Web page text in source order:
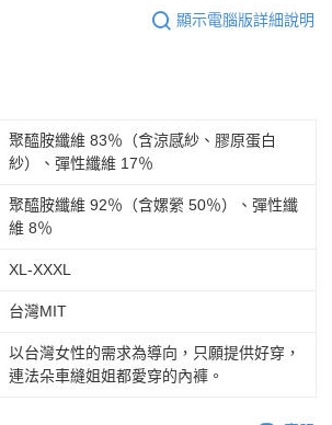
顯示電腦版詳細說明
聚醯胺纖維 83％（含涼感紗、膠原蛋白
紗）、彈性纖維 17％
聚醯胺纖維 92％（含嫘縈 50％）、彈性纖
維 8％
XL-XXXL
台灣MIT
以台灣女性的需求為導向，只願提供好穿，
連法朵車縫姐姐都愛穿的內褲。